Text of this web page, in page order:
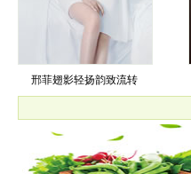
邢菲翅影轻扬韵致流转